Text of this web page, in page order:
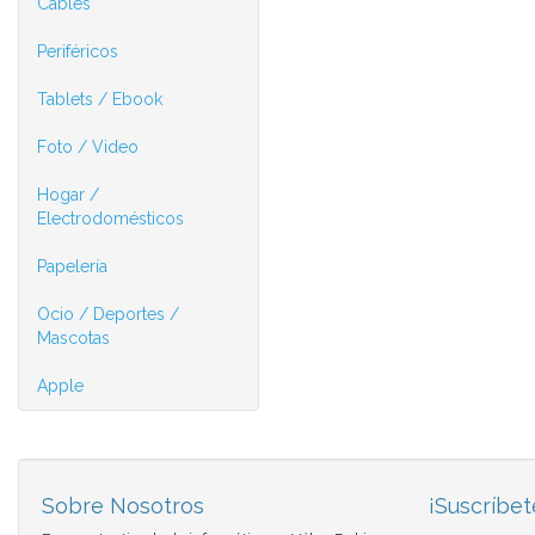
Periféricos
Tablets / Ebook
Foto / Video
Hogar /
Electrodomésticos
Papelería
Ocio / Deportes /
Mascotas
Apple
Sobre Nosotros